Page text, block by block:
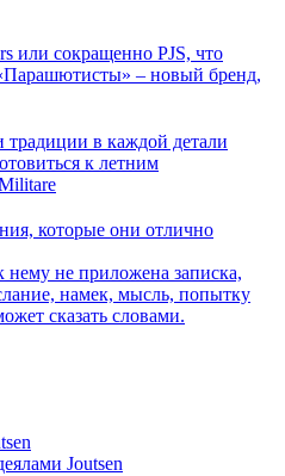
или сокращенно PJS, что
– новый бренд,
традиции в каждой детали
к летним
которые они отлично
не приложена записка,
намек, мысль, попытку
сказать словами.
Joutsen